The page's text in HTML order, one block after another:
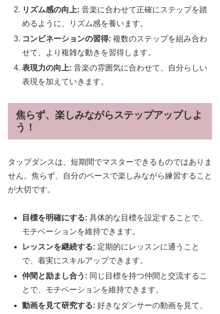
リズム感の向上: 音楽に合わせて正確にステップを踏
めるように、リズム感を養います。
コンビネーションの習得: 複数のステップを組み合わ
せて、より複雑な動きを習得します。
表現力の向上: 音楽の雰囲気に合わせて、自分らしい
表現を加えていきます。
焦らず、楽しみながらステップアップしよ
う！
タップダンスは、短期間でマスターできるものではありま
せん。焦らず、自分のペースで楽しみながら練習すること
が大切です。
目標を明確にする: 具体的な目標を設定することで、
モチベーションを維持できます。
レッスンを継続する: 定期的にレッスンに通うこと
で、着実にスキルアップできます。
仲間と励まし合う: 同じ目標を持つ仲間と交流するこ
とで、モチベーションを維持できます。
動画を見て研究する: 好きなダンサーの動画を見て、